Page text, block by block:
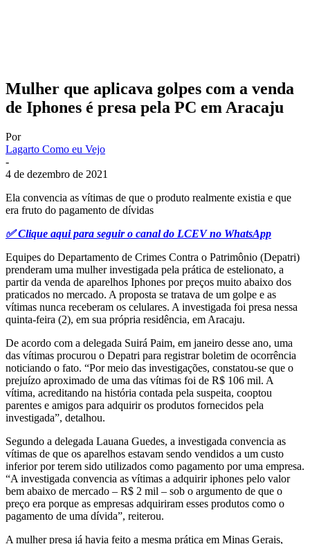
Mulher que aplicava golpes com a venda
de Iphones é presa pela PC em Aracaju
Por
Lagarto Como eu Vejo
-
4 de dezembro de 2021
Ela convencia as vítimas de que o produto realmente existia e que
era fruto do pagamento de dívidas
✅ Clique aqui para seguir o canal do LCEV no WhatsApp
Equipes do Departamento de Crimes Contra o Patrimônio (Depatri)
prenderam uma mulher investigada pela prática de estelionato, a
partir da venda de aparelhos Iphones por preços muito abaixo dos
praticados no mercado. A proposta se tratava de um golpe e as
vítimas nunca receberam os celulares. A investigada foi presa nessa
quinta-feira (2), em sua própria residência, em Aracaju.
De acordo com a delegada Suirá Paim, em janeiro desse ano, uma
das vítimas procurou o Depatri para registrar boletim de ocorrência
noticiando o fato. “Por meio das investigações, constatou-se que o
prejuízo aproximado de uma das vítimas foi de R$ 106 mil. A
vítima, acreditando na história contada pela suspeita, cooptou
parentes e amigos para adquirir os produtos fornecidos pela
investigada”, detalhou.
Segundo a delegada Lauana Guedes, a investigada convencia as
vítimas de que os aparelhos estavam sendo vendidos a um custo
inferior por terem sido utilizados como pagamento por uma empresa.
“A investigada convencia as vítimas a adquirir iphones pelo valor
bem abaixo de mercado – R$ 2 mil – sob o argumento de que o
preço era porque as empresas adquiriram esses produtos como o
pagamento de uma dívida”, reiterou.
A mulher presa já havia feito a mesma prática em Minas Gerais,